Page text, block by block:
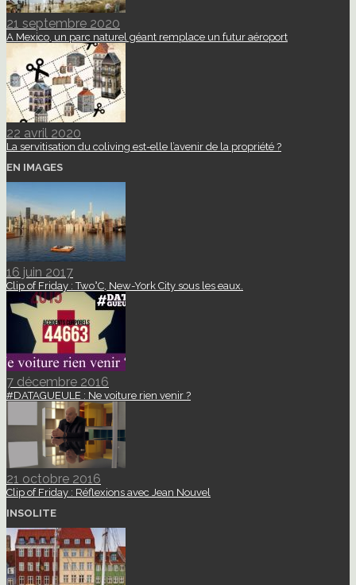
21 septembre 2020
A Mexico, un parc naturel géant remplace un futur aéroport
22 avril 2020
La servitisation du coliving est-elle l’avenir de la propriété ?
EN IMAGES
16 juin 2017
Clip of Friday : Two°C, New-York City sous les eaux.
7 décembre 2016
#DATAGUEULE : Ne voiture rien venir ?
21 octobre 2016
Clip of Friday : Réflexions avec Jean Nouvel
INSOLITE